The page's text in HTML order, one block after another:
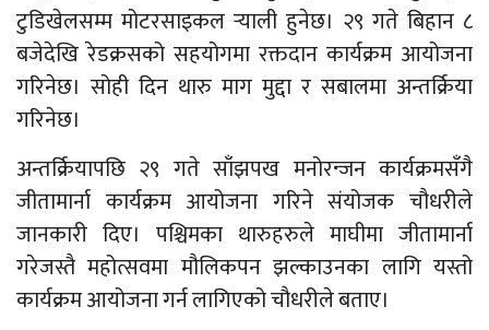
टुडिखेलसम्म मोटरसाइकल र्‍याली हुनेछ। २९ गते बिहान ८
बजेदेखि रेडक्रसको सहयोगमा रक्तदान कार्यक्रम आयोजना
गरिनेछ। सोही दिन थारु माग मुद्दा र सबालमा अन्तर्क्रिया
गरिनेछ।
अन्तर्क्रियापछि २९ गते साँझपख मनोरन्जन कार्यक्रमसँगै
जीतामार्ना कार्यक्रम आयोजना गरिने संयोजक चौधरीले
जानकारी दिए। पश्चिमका थारुहरुले माघीमा जीतामार्ना
गरेजस्तै महोत्सवमा मौलिकपन झल्काउनका लागि यस्तो
कार्यक्रम आयोजना गर्न लागिएको चौधरीले बताए।